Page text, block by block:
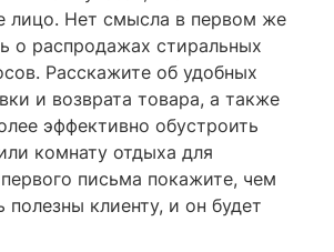
лицо. Нет смысла в первом же
о распродажах стиральных
Расскажите об удобных
и возврата товара, а также
эффективно обустроить
комнату отдыха для
письма покажите, чем
клиенту, и он будет